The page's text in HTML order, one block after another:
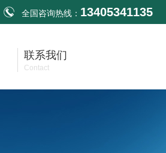
全国咨询热线： 13405341135
联系我们
Contact